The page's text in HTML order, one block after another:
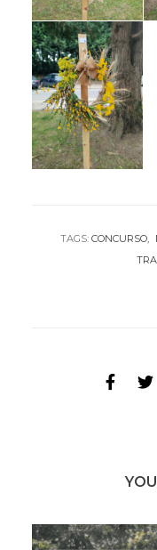
TAGS: CONCURSO